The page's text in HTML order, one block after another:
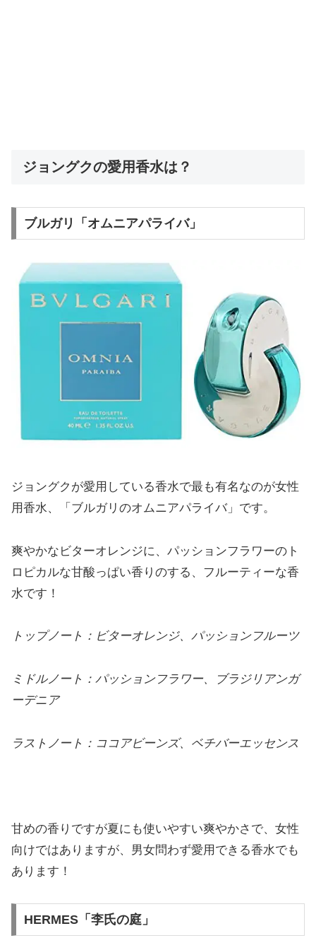
ジョングクの愛用香水は？
ブルガリ「オムニアパライバ」
ジョングクが愛用している香水で最も有名なのが女性
用香水、「ブルガリのオムニアパライバ」です。
爽やかなビターオレンジに、パッションフラワーのト
ロピカルな甘酸っぱい香りのする、フルーティーな香
水です！
トップノート：ビターオレンジ、パッションフルーツ
ミドルノート：パッションフラワー、ブラジリアンガ
ーデニア
ラストノート：ココアビーンズ、ベチバーエッセンス
甘めの香りですが夏にも使いやすい爽やかさで、女性
向けではありますが、男女問わず愛用できる香水でも
あります！
HERMES「李氏の庭」